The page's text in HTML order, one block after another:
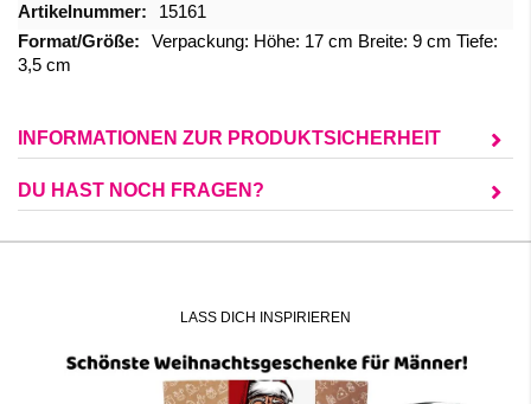
Mehr
Informationen
15161
Verpackung: Höhe: 17 cm Breite: 9 cm Tiefe:
3,5 cm
INFORMATIONEN ZUR PRODUKTSICHERHEIT
DU HAST NOCH FRAGEN?
LASS DICH INSPIRIEREN